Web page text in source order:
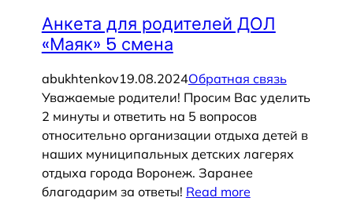
Анкета для родителей ДОЛ
«Маяк» 5 смена
abukhtenkov19.08.2024Обратная связь
Уважаемые родители! Просим Вас уделить
2 минуты и ответить на 5 вопросов
относительно организации отдыха детей в
наших муниципальных детских лагерях
отдыха города Воронеж. Заранее
благодарим за ответы! Read more